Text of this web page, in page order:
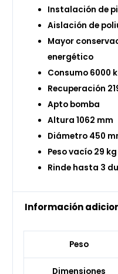
Instalación de
Aislación de
Mayor
energético
Consumo 6000
Recuperación
Apto bomba
Altura 1062 mm
Diámetro 450
Peso vacío 29 kg
Rinde hasta 3
Información
Peso
Dimensiones